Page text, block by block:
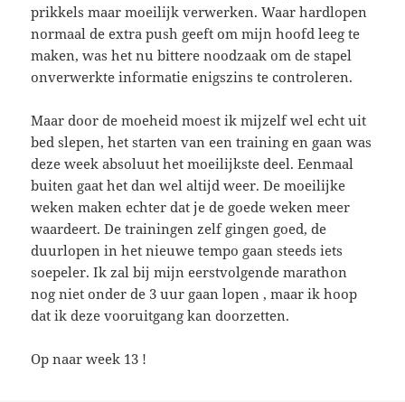
prikkels maar moeilijk verwerken. Waar hardlopen
normaal de extra push geeft om mijn hoofd leeg te
maken, was het nu bittere noodzaak om de stapel
onverwerkte informatie enigszins te controleren.
Maar door de moeheid moest ik mijzelf wel echt uit
bed slepen, het starten van een training en gaan was
deze week absoluut het moeilijkste deel. Eenmaal
buiten gaat het dan wel altijd weer. De moeilijke
weken maken echter dat je de goede weken meer
waardeert. De trainingen zelf gingen goed, de
duurlopen in het nieuwe tempo gaan steeds iets
soepeler. Ik zal bij mijn eerstvolgende marathon
nog niet onder de 3 uur gaan lopen , maar ik hoop
dat ik deze vooruitgang kan doorzetten.
Op naar week 13 !